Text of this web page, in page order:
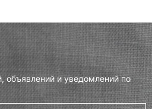
объявлений и уведомлений по